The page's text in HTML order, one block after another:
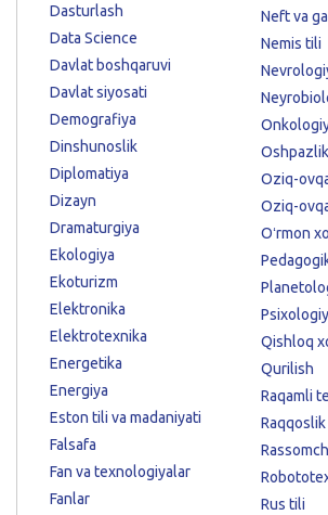
Dasturlash
Data Science
Davlat boshqaruvi
Davlat siyosati
Demografiya
Dinshunoslik
Diplomatiya
Dizayn
Dramaturgiya
Ekologiya
Ekoturizm
Elektronika
Elektrotexnika
Energetika
Energiya
Eston tili va madaniyati
Falsafa
Fan va texnologiyalar
Fanlar
Neft va
Nemis tili
Oshpazlik
Oziq-
Oziq-
Oʻrmon
Qishloq
Qurilish
Raqamli
Raqqoslik
Rus tili